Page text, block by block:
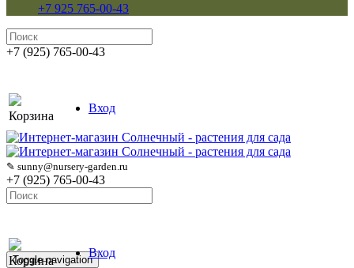
+7 925 765-00-43
+7 (925) 765-00-43
Корзина
Вход
✎ sunny@nursery-garden.ru
+7 (925) 765-00-43
Корзина
Вход
Toggle navigation